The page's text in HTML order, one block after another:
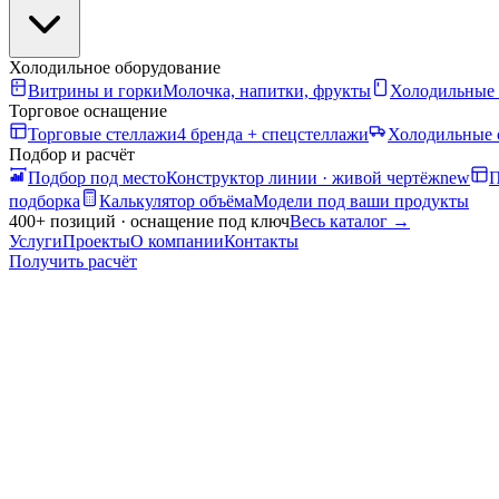
Холодильное оборудование
Витрины и горкиМолочка, напитки, фрукты
Торговое оснащение
Торговые стеллажи4 бренда + спецстеллажи Холодильные
Подбор и расчёт
Подбор под местоКонструктор линии · живой чертёжnew
подборка
Калькулятор объёмаМодели под ваши продукты
400+ позиций · оснащение под ключВесь каталог →
УслугиПроектыО компанииКонтакты
Получить расчёт